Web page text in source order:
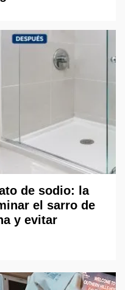
de sodio: la
el sarro de
y evitar